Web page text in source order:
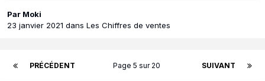
Par Moki
23 janvier 2021 dans Les Chiffres de ventes
PRÉCÉDENT SUIVANT
Page 5 sur 20